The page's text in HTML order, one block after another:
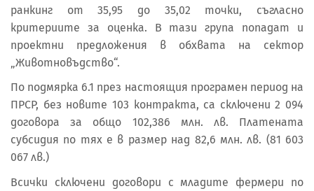
ранкинг от 35,95 до 35,02 точки, съгласно
критериите за оценка. В тази група попадат и
проектни предложения в обхвата на сектор
„Животновъдство“.
По подмярка 6.1 през настоящия програмен период на
ПРСР, без новите 103 контракта, са сключени 2 094
договора за общо 102,386 млн. лв. Платената
субсидия по тях е в размер над 82,6 млн. лв. (81 603
067 лв.)
Всички сключени договори с младите фермери по